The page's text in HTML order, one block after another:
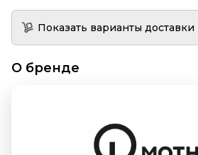
Показать варианты доставки
О бренде